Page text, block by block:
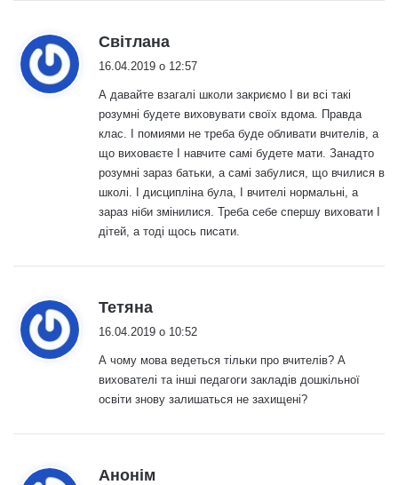
Світлана
16.04.2019 о 12:57
А давайте взагалі школи закриємо І ви всі такі
розумні будете виховувати своїх вдома. Правда
клас. І помиями не треба буде обливати вчителів, а
що виховаєте І навчите самі будете мати. Занадто
розумні зараз батьки, а самі забулися, що вчилися в
школі. І дисципліна була, І вчителі нормальні, а
зараз ніби змінилися. Треба себе спершу виховати І
дітей, а тоді щось писати.
Тетяна
16.04.2019 о 10:52
А чому мова ведеться тільки про вчителів? А
вихователі та інші педагоги закладів дошкільної
освіти знову залишаться не захищені?
Анонім